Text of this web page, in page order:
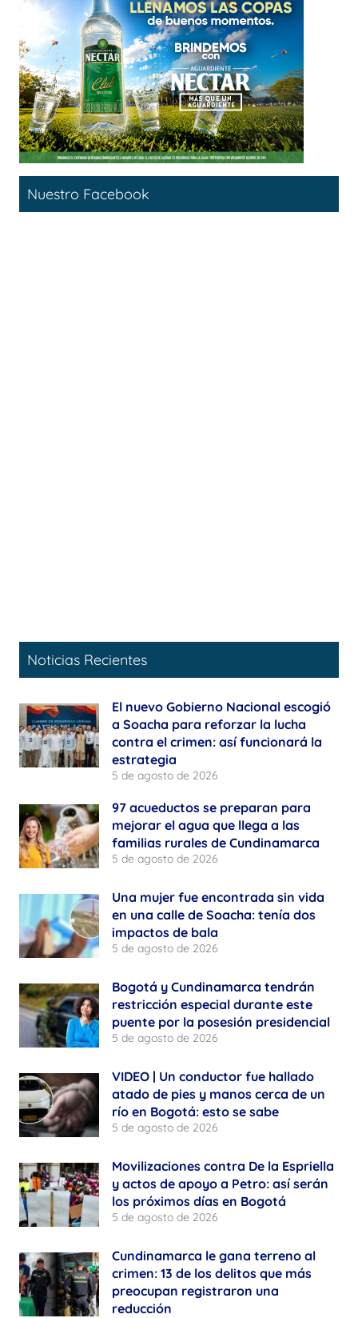
Nuestro Facebook
Noticias Recientes
El nuevo Gobierno Nacional escogió
a Soacha para reforzar la lucha
contra el crimen: así funcionará la
estrategia
5 de agosto de 2026
97 acueductos se preparan para
mejorar el agua que llega a las
familias rurales de Cundinamarca
5 de agosto de 2026
Una mujer fue encontrada sin vida
en una calle de Soacha: tenía dos
impactos de bala
5 de agosto de 2026
Bogotá y Cundinamarca tendrán
restricción especial durante este
puente por la posesión presidencial
5 de agosto de 2026
VIDEO | Un conductor fue hallado
atado de pies y manos cerca de un
río en Bogotá: esto se sabe
5 de agosto de 2026
Movilizaciones contra De la Espriella
y actos de apoyo a Petro: así serán
los próximos días en Bogotá
5 de agosto de 2026
Cundinamarca le gana terreno al
crimen: 13 de los delitos que más
preocupan registraron una
reducción